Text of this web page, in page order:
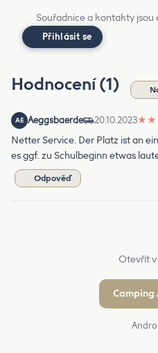
Souřadnice a kontakty
Přihlásit se
Hodnocení (1)
AE Aeggsbaerde 20.10.2023★ ★
Netter Service. Der Platz ist an
es ggf. zu Schulbeginn etwas
Odpověď
Otevřít
Camping